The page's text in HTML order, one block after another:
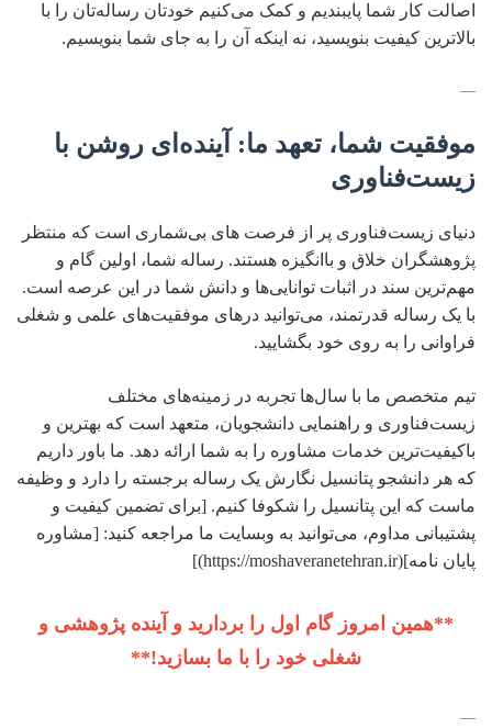
اصالت کار شما پایبندیم و کمک می‌کنیم خودتان رساله‌تان را با
بالاترین کیفیت بنویسید، نه اینکه آن را به جای شما بنویسیم.
—
موفقیت شما، تعهد ما: آینده‌ای روشن با
زیست‌فناوری
دنیای زیست‌فناوری پر از فرصت های بی‌شماری است که منتظر
پژوهشگران خلاق و باانگیزه هستند. رساله شما، اولین گام و
مهم‌ترین سند در اثبات توانایی‌ها و دانش شما در این عرصه است.
با یک رساله قدرتمند، می‌توانید درهای موفقیت‌های علمی و شغلی
فراوانی را به روی خود بگشایید.
تیم متخصص ما با سال‌ها تجربه در زمینه‌های مختلف
زیست‌فناوری و راهنمایی دانشجویان، متعهد است که بهترین و
باکیفیت‌ترین خدمات مشاوره را به شما ارائه دهد. ما باور داریم
که هر دانشجو پتانسیل نگارش یک رساله برجسته را دارد و وظیفه
ماست که این پتانسیل را شکوفا کنیم. [برای تضمین کیفیت و
پشتیبانی مداوم، می‌توانید به وبسایت ما مراجعه کنید: [مشاوره
پایان نامه](https://moshaveranetehran.ir)]
**همین امروز گام اول را بردارید و آینده پژوهشی و
شغلی خود را با ما بسازید!**
—